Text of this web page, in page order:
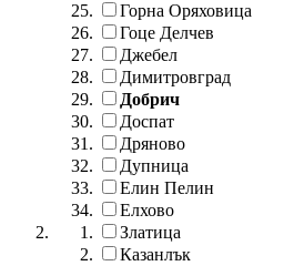
Горна Оряховица
Гоце Делчев
Джебел
Димитровград
Добрич
Доспат
Дряново
Дупница
Елин Пелин
Елхово
Златица
Казанлък